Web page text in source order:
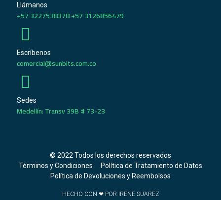
Llámanos
+57 3227538378 +57 3126856479
Escríbenos
comercial@sunbits.com.co
Sedes
Medellín: Transv 39B # 73-23
© 2022 Todos los derechos reservados
Términos y Condiciones
Política de Tratamiento de Datos
Política de Devoluciones y Reembolsos
HECHO CON ❤ POR IRENE SUAREZ